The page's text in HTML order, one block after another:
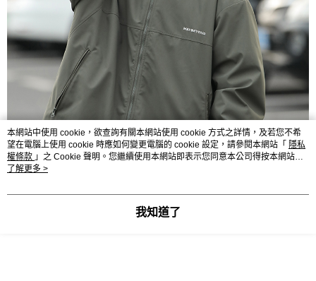
本網站中使用 cookie，欲查詢有關本網站使用 cookie 方式之詳情，及若您不希
望在電腦上使用 cookie 時應如何變更電腦的 cookie 設定，請參閱本網站「 隱私
權條款 」之 Cookie 聲明。您繼續使用本網站即表示您同意本公司得按本網站使
用條款之 Cookie 聲明使用 cookie。
了解更多 >
我知道了